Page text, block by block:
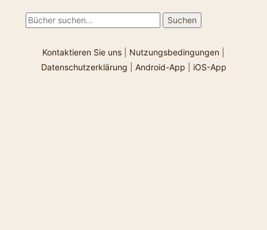
Kontaktieren Sie uns Nutzungsbedingungen
Datenschutzerklärung
Android-App iOS-App